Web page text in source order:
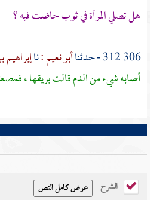
هل تصلي المرأة في ثوب حاضت فيه ؟
306 312 - حدثنا
أبو نعيم :ناإبراهيم
أصابه شيء من الدم قالت بريقها ،
الشرح